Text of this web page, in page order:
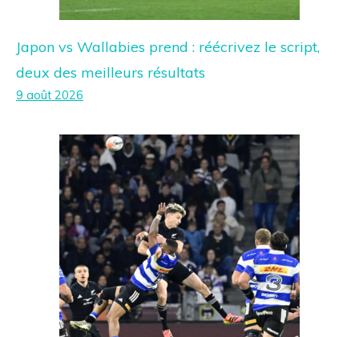
Japon vs Wallabies prend : réécrivez le script,
deux des meilleurs résultats
9 août 2026